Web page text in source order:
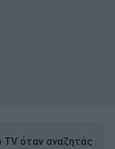
όταν αναζητάς